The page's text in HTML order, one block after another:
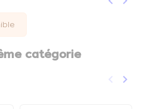
Précédent
catégorie
Précédent
keyboard_arrow_left keyboard_arrow_right